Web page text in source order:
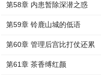
第58章 内患暂除深潜之惑
第59章 铃鹿山城的低语
第60章 管理后宫比打仗还累
第61章 茶香缚红颜